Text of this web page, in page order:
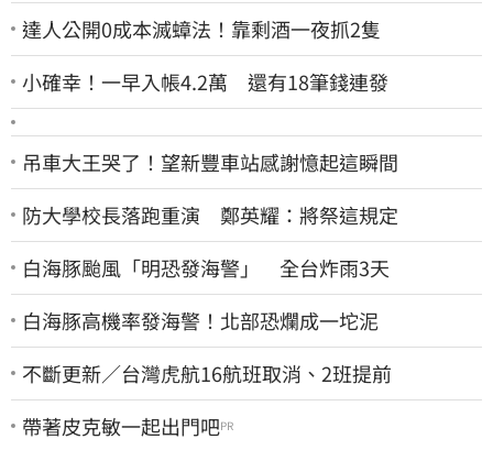
達人公開0成本滅蟑法！靠剩酒一夜抓2隻
小確幸！一早入帳4.2萬 還有18筆錢連發
吊車大王哭了！望新豐車站感謝憶起這瞬間
防大學校長落跑重演 鄭英耀：將祭這規定
白海豚颱風「明恐發海警」 全台炸雨3天
白海豚高機率發海警！北部恐爛成一坨泥
不斷更新／台灣虎航16航班取消、2班提前
帶著皮克敏一起出門吧PR